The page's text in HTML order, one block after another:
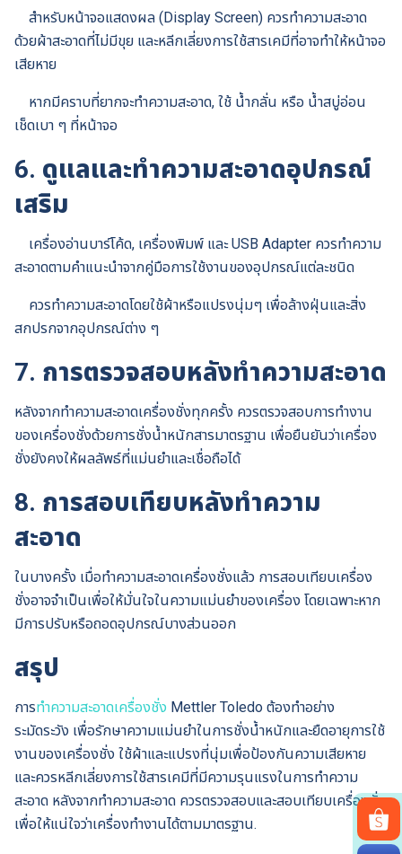
สำหรับหน้าจอแสดงผล (Display Screen) ควรทำความสะอาด
ด้วยผ้าสะอาดที่ไม่มีขุย และหลีกเลี่ยงการใช้สารเคมีที่อาจทำให้หน้าจอ
เสียหาย
หากมีคราบที่ยากจะทำความสะอาด, ใช้ น้ำกลั่น หรือ น้ำสบู่อ่อน
เช็ดเบา ๆ ที่หน้าจอ
6. ดูแลและทำความสะอาดอุปกรณ์
เสริม
เครื่องอ่านบาร์โค้ด, เครื่องพิมพ์ และ USB Adapter ควรทำความ
สะอาดตามคำแนะนำจากคู่มือการใช้งานของอุปกรณ์แต่ละชนิด
ควรทำความสะอาดโดยใช้ผ้าหรือแปรงนุ่มๆ เพื่อล้างฝุ่นและสิ่ง
สกปรกจากอุปกรณ์ต่าง ๆ
7. การตรวจสอบหลังทำความสะอาด
หลังจากทำความสะอาดเครื่องชั่งทุกครั้ง ควรตรวจสอบการทำงาน
ของเครื่องชั่งด้วยการชั่งน้ำหนักสารมาตรฐาน เพื่อยืนยันว่าเครื่อง
ชั่งยังคงให้ผลลัพธ์ที่แม่นยำและเชื่อถือได้
8. การสอบเทียบหลังทำความ
สะอาด
ในบางครั้ง เมื่อทำความสะอาดเครื่องชั่งแล้ว การสอบเทียบเครื่อง
ชั่งอาจจำเป็นเพื่อให้มั่นใจในความแม่นยำของเครื่อง โดยเฉพาะหาก
มีการปรับหรือถอดอุปกรณ์บางส่วนออก
สรุป
การทำความสะอาดเครื่องชั่ง Mettler Toledo ต้องทำอย่าง
ระมัดระวัง เพื่อรักษาความแม่นยำในการชั่งน้ำหนักและยืดอายุการใช้
งานของเครื่องชั่ง ใช้ผ้าและแปรงที่นุ่มเพื่อป้องกันความเสียหาย
และควรหลีกเลี่ยงการใช้สารเคมีที่มีความรุนแรงในการทำความ
สะอาด หลังจากทำความสะอาด ควรตรวจสอบและสอบเทียบเครื่องชั่ง
เพื่อให้แน่ใจว่าเครื่องทำงานได้ตามมาตรฐาน.